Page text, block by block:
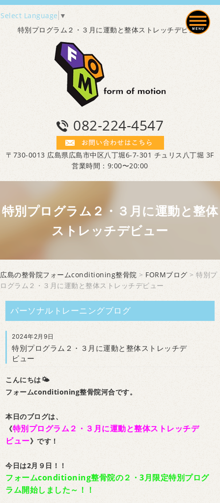
Select Language ▼
特別プログラム２・３月に運動と整体ストレッチデビュー
082-224-4547
〒730-0013 広島県広島市中区八丁堀6-7-301 チュリス八丁堀 3F
営業時間：9:00〜20:00
特別プログラム２・３月に運動と整体
ストレッチデビュー
広島の整骨院フォームconditioning整骨院 > FORMブログ > 特別プ
ログラム２・３月に運動と整体ストレッチデビュー
パーソナルトレーニングブログ
2024年2月9日
特別プログラム２・３月に運動と整体ストレッチデ
ビュー
こんにちは🌤
フォームconditioning整骨院河合です。
本日のブログは、
《特別プログラム２・３月に運動と整体ストレッチデ
ビュー》です！
今日は2月９日！！
フォームconditioning整骨院の２・3月限定特別プログ
ラム開始しました～！！